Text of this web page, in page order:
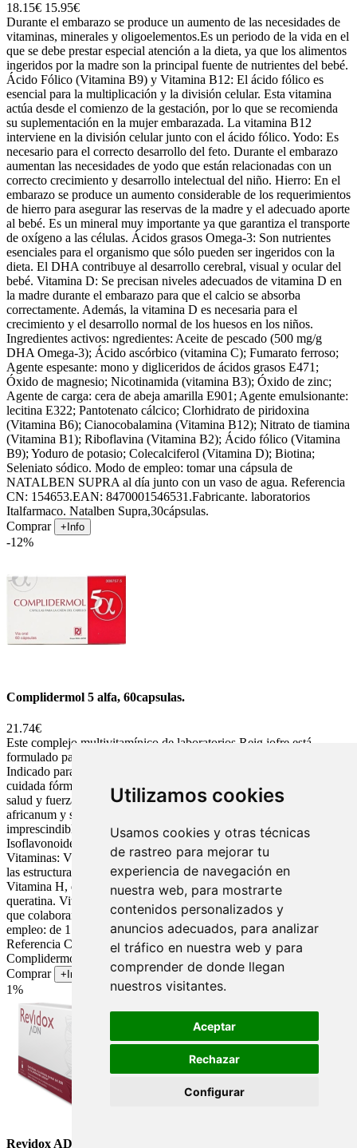
Utilizamos cookies
Usamos cookies y otras técnicas
de rastreo para mejorar tu
experiencia de navegación en
nuestra web, para mostrarte
contenidos personalizados y
anuncios adecuados, para analizar
el tráfico en nuestra web y para
comprender de donde llegan
nuestros visitantes.
Aceptar
Rechazar
Configurar
18.15€ 15.95€
Durante el embarazo se produce un aumento de las necesidades de
vitaminas, minerales y oligoelementos.Es un periodo de la vida en el
que se debe prestar especial atención a la dieta, ya que los alimentos
ingeridos por la madre son la principal fuente de nutrientes del bebé.
Ácido Fólico (Vitamina B9) y Vitamina B12: El ácido fólico es
esencial para la multiplicación y la división celular. Esta vitamina
actúa desde el comienzo de la gestación, por lo que se recomienda
su suplementación en la mujer embarazada. La vitamina B12
interviene en la división celular junto con el ácido fólico. Yodo: Es
necesario para el correcto desarrollo del feto. Durante el embarazo
aumentan las necesidades de yodo que están relacionadas con un
correcto crecimiento y desarrollo intelectual del niño. Hierro: En el
embarazo se produce un aumento considerable de los requerimientos
de hierro para asegurar las reservas de la madre y el adecuado aporte
al bebé. Es un mineral muy importante ya que garantiza el transporte
de oxígeno a las células. Ácidos grasos Omega-3: Son nutrientes
esenciales para el organismo que sólo pueden ser ingeridos con la
dieta. El DHA contribuye al desarrollo cerebral, visual y ocular del
bebé. Vitamina D: Se precisan niveles adecuados de vitamina D en
la madre durante el embarazo para que el calcio se absorba
correctamente. Además, la vitamina D es necesaria para el
crecimiento y el desarrollo normal de los huesos en los niños.
Ingredientes activos: ngredientes: Aceite de pescado (500 mg/g
DHA Omega-3); Ácido ascórbico (vitamina C); Fumarato ferroso;
Agente espesante: mono y digliceridos de ácidos grasos E471;
Óxido de magnesio; Nicotinamida (vitamina B3); Óxido de zinc;
Agente de carga: cera de abeja amarilla E901; Agente emulsionante:
lecitina E322; Pantotenato cálcico; Clorhidrato de piridoxina
(Vitamina B6); Cianocobalamina (Vitamina B12); Nitrato de tiamina
(Vitamina B1); Riboflavina (Vitamina B2); Ácido fólico (Vitamina
B9); Yoduro de potasio; Colecalciferol (Vitamina D); Biotina;
Seleniato sódico. Modo de empleo: tomar una cápsula de
NATALBEN SUPRA al día junto con un vaso de agua. Referencia
CN: 154653.EAN: 8470001546531.Fabricante. laboratorios
Italfarmaco. Natalben Supra,30cápsulas.
Comprar
+Info
-12%
Complidermol 5 alfa, 60capsulas.
21.74€
Este complejo multivitamínico de laboratorios Reig jofre está
formulado para frenar la caída del cabello en mujeres y hombres.
Indicado para personas con cabellos frágiles y quebradizos, su
cuidada fórmula está diseñada para devolver al cabello y uñas la
salud y fuerza perdidas. Ingredientes activos: Extractos de pygeum
africanum y sabal serrulata (serenoa repens) L-Cistina,
imprescindible para la síntesis de colágeno y elastina.
Isoflavonoides, esenciales para la activación de la síntesis capilar -
Vitaminas: Vitaminas del grupo B, algunas de ellas, forman parte de
las estructuras del cabello, por lo que lo refuerzan y evitan su caída.
Vitamina H, de acción antiseborréica y activante de la síntesis de
queratina. Vitamina E antioxidante -Oligoelementos: Hirro y zinc
que colaboran en el correcto trofismo de cabello y uñas. Modo de
empleo: de 1 a dos cápsulas al día. Envase de 60 capsulas.
Referencia CN 308757. Fabricante laboratorios Reig Jofre.
Complidermol 5 alfa, 60capsulas.
Comprar
+Info
1%
Revidox ADN 28capsulas